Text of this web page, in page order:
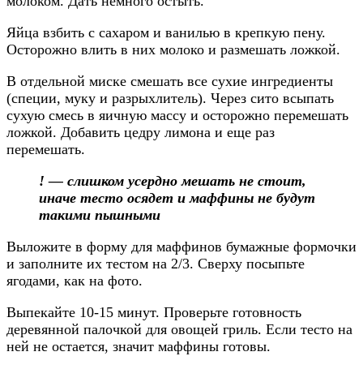
Яйца взбить с сахаром и ванилью в крепкую пену.
Осторожно влить в них молоко и размешать ложкой.
В отдельной миске смешать все сухие ингредиенты
(специи, муку и разрыхлитель). Через сито всыпать
сухую смесь в яичную массу и осторожно перемешать
ложкой. Добавить цедру лимона и еще раз
перемешать.
! — слишком усердно мешать не стоит,
иначе тесто осядет и маффины не будут
такими пышными
Выложите в форму для маффинов бумажные формочки
и заполните их тестом на 2/3. Сверху посыпьте
ягодами, как на фото.
Выпекайте 10-15 минут. Проверьте готовность
деревянной палочкой для овощей гриль. Если тесто на
ней не остается, значит маффины готовы.